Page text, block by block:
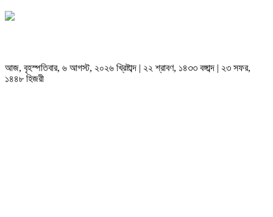
আজ, বৃহস্পতিবার, ৬ আগস্ট, ২০২৬ খ্রিষ্টাব্দ | ২২ শ্রাবণ, ১৪৩৩ বঙ্গাব্দ | ২৩ সফর,
১৪৪৮ হিজরী